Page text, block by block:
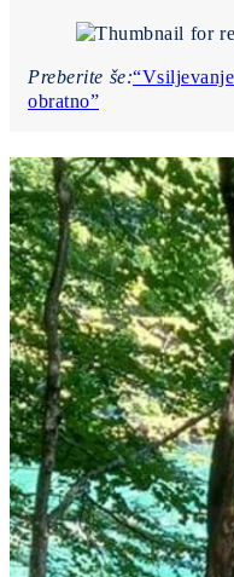
Preberite še:
obratno”